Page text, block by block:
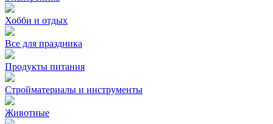
Хобби и отдых
Все для праздника
Продукты питания
Стройматериалы и инструменты
Животные